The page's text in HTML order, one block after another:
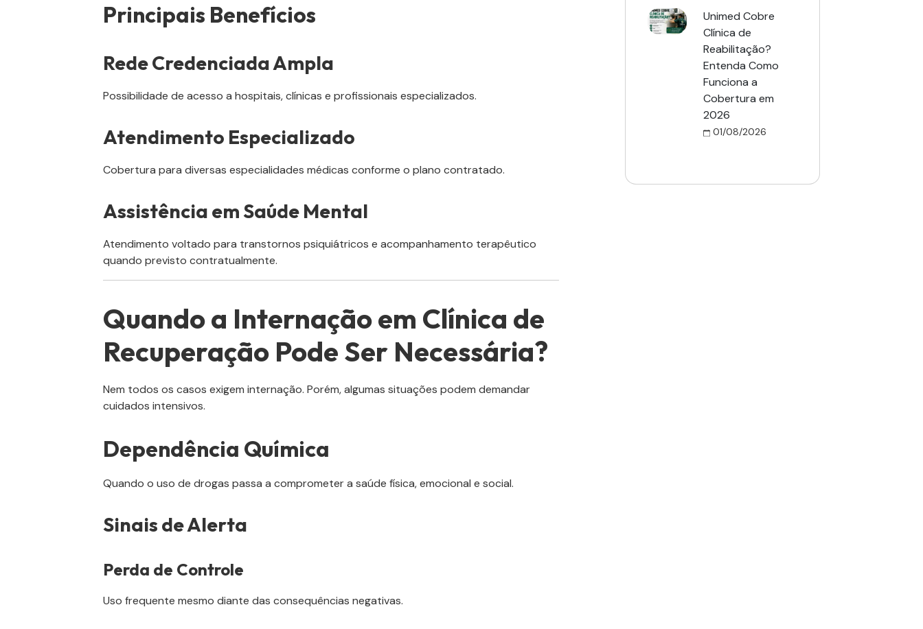
Principais Benefícios
Rede Credenciada Ampla
Possibilidade de acesso a hospitais, clínicas e profissionais especializados.
Atendimento Especializado
Cobertura para diversas especialidades médicas conforme o plano contratado.
Assistência em Saúde Mental
Atendimento voltado para transtornos psiquiátricos e acompanhamento terapêutico
quando previsto contratualmente.
Quando a Internação em Clínica de
Recuperação Pode Ser Necessária?
Nem todos os casos exigem internação. Porém, algumas situações podem demandar
cuidados intensivos.
Dependência Química
Quando o uso de drogas passa a comprometer a saúde física, emocional e social.
Sinais de Alerta
Perda de Controle
Uso frequente mesmo diante das consequências negativas.
Unimed Cobre
Clínica de
Reabilitação?
Entenda Como
Funciona a
Cobertura em
2026
01/08/2026